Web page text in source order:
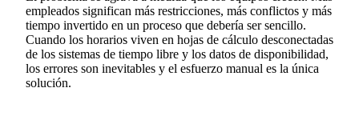
empleados significan más restricciones, más conflictos y más
tiempo invertido en un proceso que debería ser sencillo.
Cuando los horarios viven en hojas de cálculo desconectadas
de los sistemas de tiempo libre y los datos de disponibilidad,
los errores son inevitables y el esfuerzo manual es la única
solución.